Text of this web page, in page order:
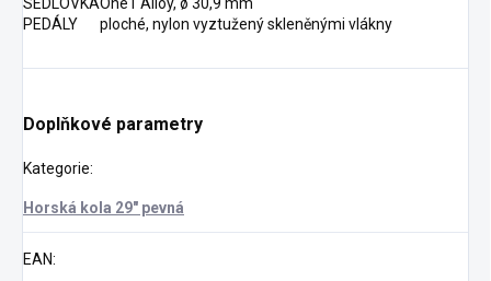
SEDLOVKAOne1 Alloy, ø 30,9 mm
PEDÁLY
ploché, nylon vyztužený skleněnými vlákny
Doplňkové parametry
Kategorie:
Horská kola 29" pevná
EAN: